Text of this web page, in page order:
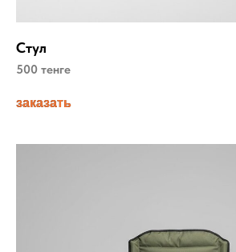
Стул
500 тенге
заказать